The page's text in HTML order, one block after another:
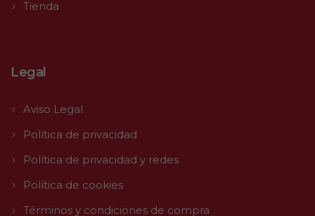
Tienda
Legal
Aviso Legal
Política de privacidad
Política de privacidad y redes
Política de cookies
Términos y condiciones de compra